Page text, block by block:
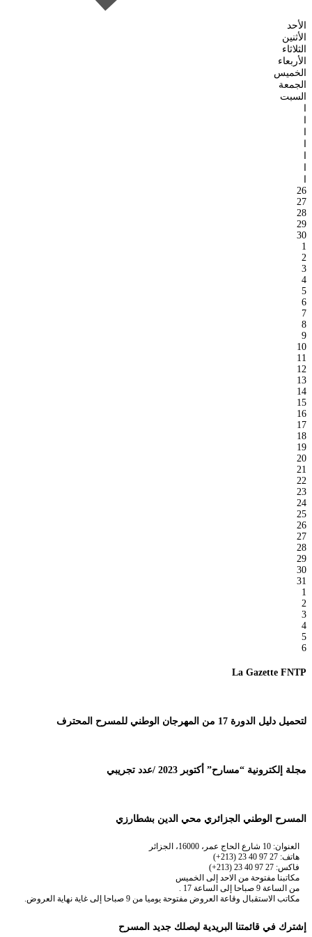
الأحد
الأثنين
الثلاثاء
الأربعاء
الخميس
الجمعة
السبت
26
27
28
29
30
1
2
3
4
5
6
7
8
9
10
11
12
13
14
15
16
17
18
19
20
21
22
23
24
25
26
27
28
29
30
31
1
2
3
4
5
6
La Gazette FNTP
لتحميل دليل الدورة 17 من المهرجان الوطني للمسرح المحترف
مجلة إلكترونية “مسارح” أكتوبر 2023 /عدد تجريبي
المسرح الوطني الجزائري محي الدين بشطارزي
العنوان: 10 شارع الحاج عمر، 16000، الجزائر
هاتف: 27 97 40 23 (213+)
فاكس: 27 97 40 23 (213+)
مكاتبنا مفتوحة من الاحد إلى الخميس
من الساعة 9 صباحا إلى الساعة 17 .
مكاتب الاستقبال وقاعة العروض مفتوحة يوميا من 9 صباحا إلى غاية نهاية العروض.
إشترك في قائمتنا البريدية ليصلك جديد المسرح